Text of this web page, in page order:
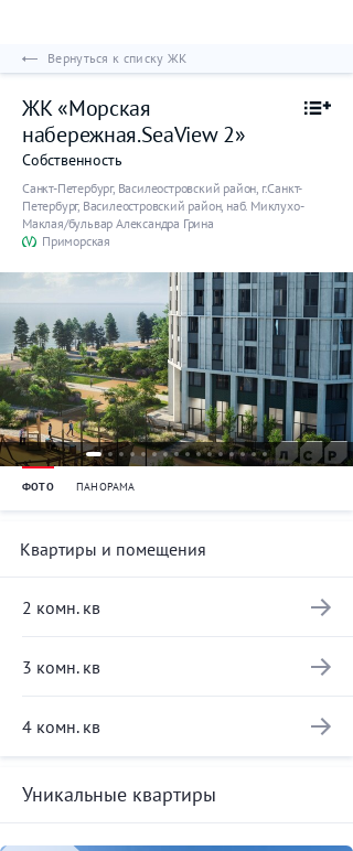
Вернуться к списку ЖК
ЖК «Морская
набережная.SeaView 2»
Собственность
Санкт-Петербург, Василеостровский район, г.Санкт-
Петербург, Василеостровский район, наб. Миклухо-
Маклая/бульвар Александра Грина
Приморская
ФОТО ПАНОРАМА
Квартиры и помещения
2 комн. кв
3 комн. кв
4 комн. кв
Уникальные квартиры